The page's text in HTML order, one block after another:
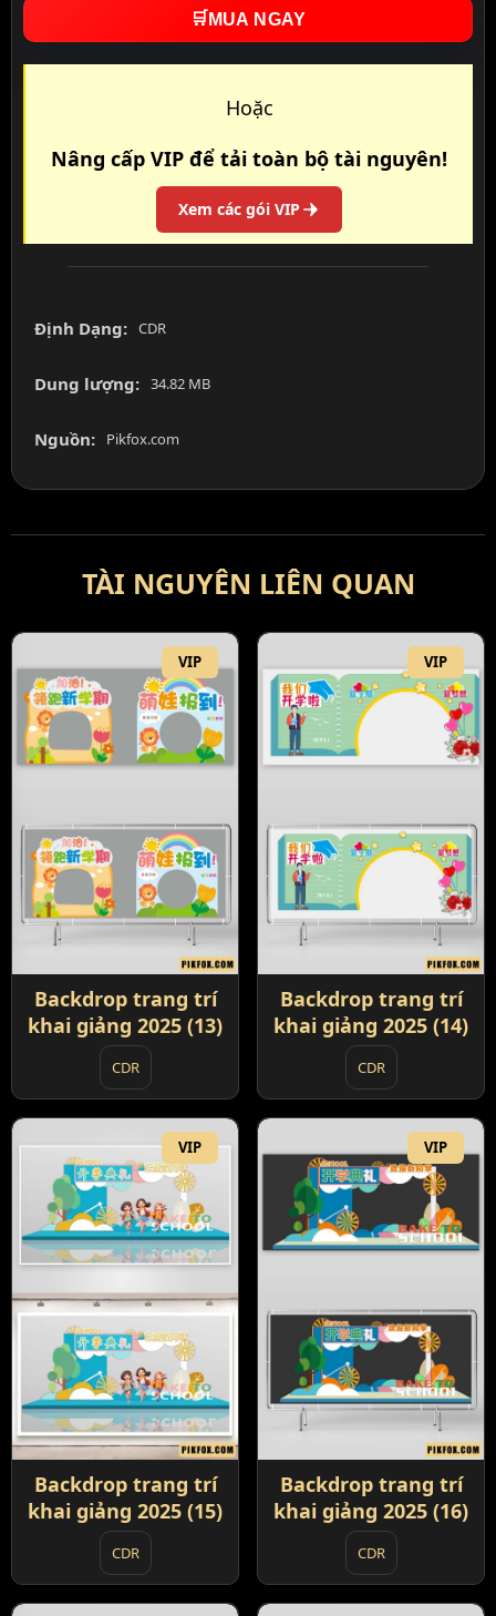
🛒 MUA NGAY
Hoặc
Nâng cấp VIP để tải toàn bộ tài nguyên!
Xem các gói VIP
Định Dạng: CDR
Dung lượng: 34.82 MB
Nguồn: Pikfox.com
TÀI NGUYÊN LIÊN QUAN
VIP
Backdrop trang trí
khai giảng 2025 (13)
CDR
VIP
Backdrop trang trí
khai giảng 2025 (14)
CDR
VIP
Backdrop trang trí
khai giảng 2025 (15)
CDR
VIP
Backdrop trang trí
khai giảng 2025 (16)
CDR